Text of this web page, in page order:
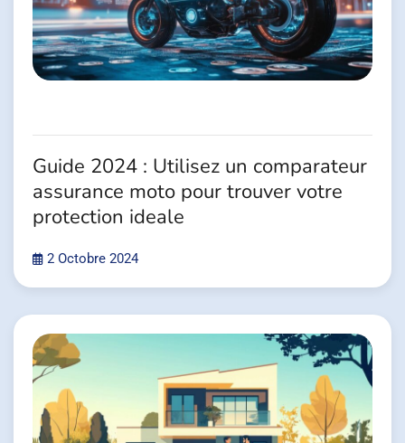
Guide 2024 : Utilisez un comparateur
assurance moto pour trouver votre
protection ideale
2 Octobre 2024